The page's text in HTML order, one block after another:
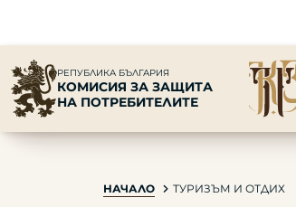
РЕПУБЛИКА БЪЛГАРИЯ
КОМИСИЯ ЗА ЗАЩИТА
НА ПОТРЕБИТЕЛИТЕ
НАЧАЛО ТУРИЗЪМ И ОТДИХ